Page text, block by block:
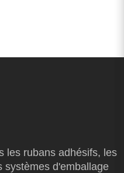
les rubans adhésifs, les
systèmes d'emballage